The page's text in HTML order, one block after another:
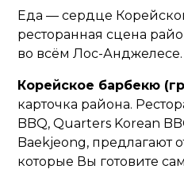
Еда — сердце
ресторанная сцена
во всём Лос-Анджелесе.
Корейское барбекю
карточка района.
BBQ, Quarters Korean
Baekjeong, предлагают
которые Вы готовите